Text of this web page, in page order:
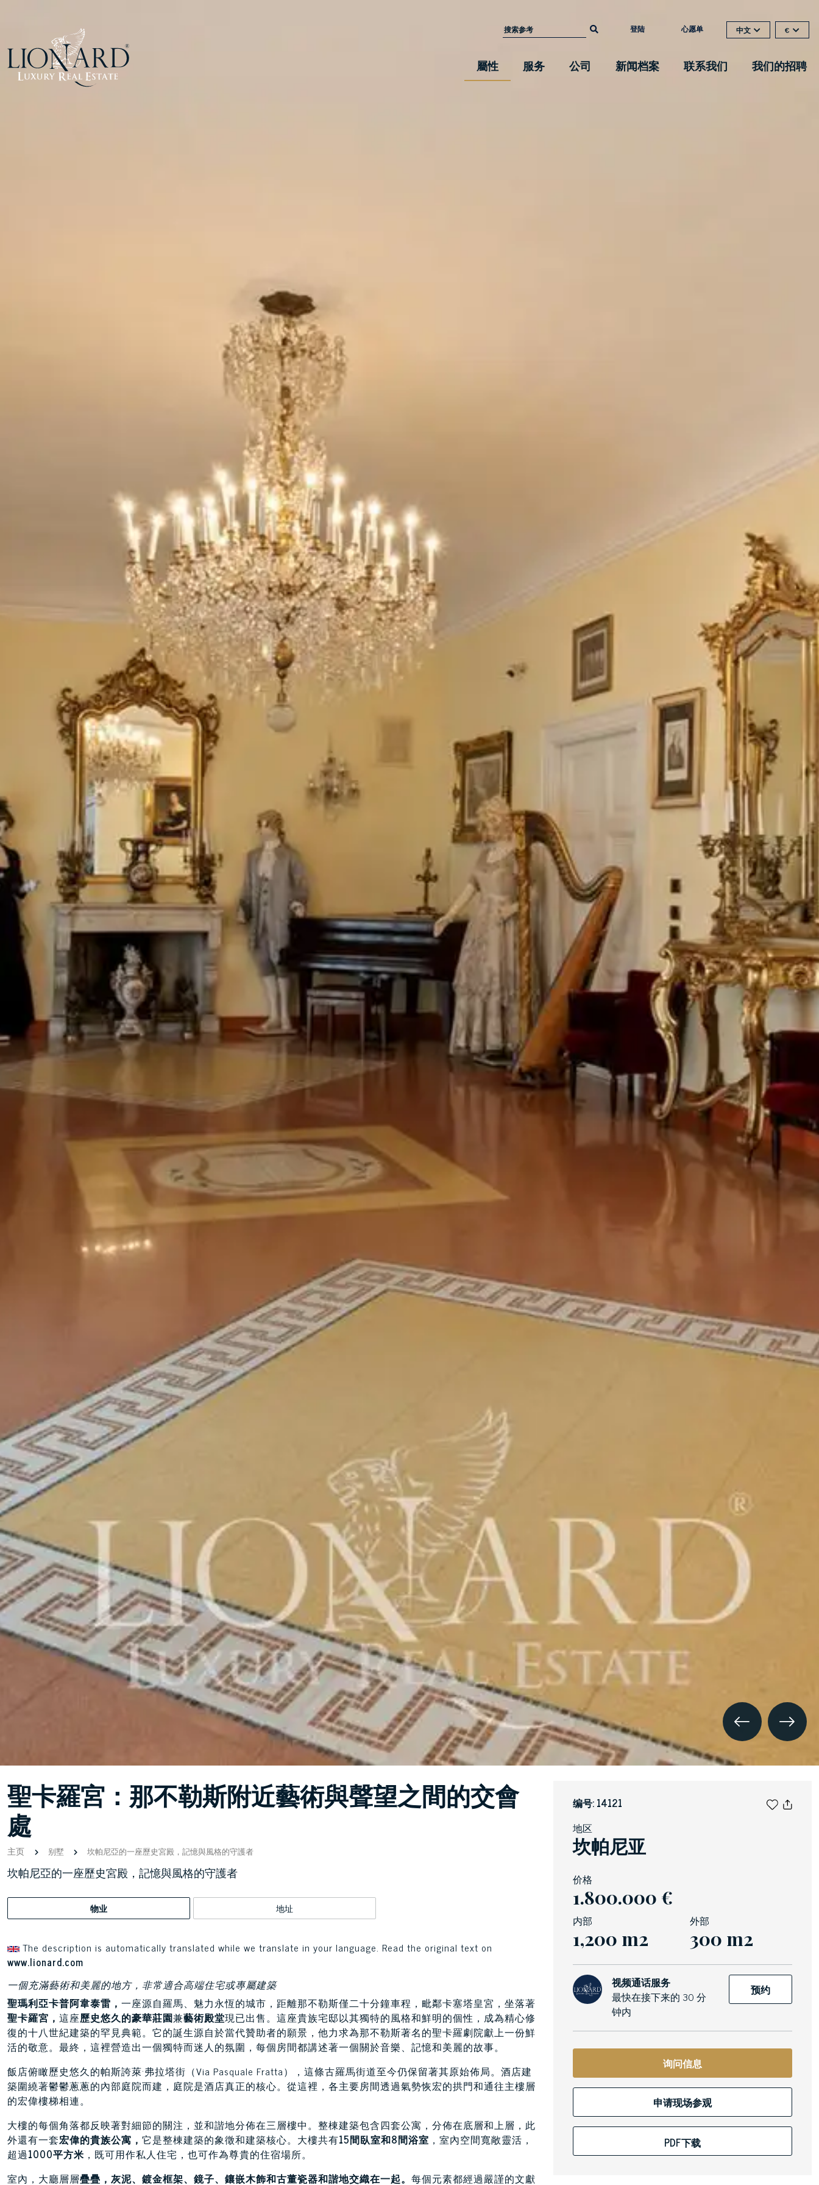
登陆 心愿单 中文 €
屬性 服务 公司 新闻档案 联系我们 我们的招聘
聖卡羅宮：那不勒斯附近藝術與聲望之間的交會
處
主页 别墅 坎帕尼亞的一座歷史宮殿，記憶與風格的守護者
坎帕尼亞的一座歷史宮殿，記憶與風格的守護者
物业 地址
The description is automatically translated while we translate in your language. Read the original text on
www.lionard.com
一個充滿藝術和美麗的地方，非常適合高端住宅或專屬建築
聖瑪利亞卡普阿韋泰雷， 一座源自羅馬、魅力永恆的城市，距離那不勒斯僅二十分鐘車程，毗鄰卡塞塔皇宮，坐落著
聖卡羅宮， 這座歷史悠久的豪華莊園兼藝術殿堂現已出售。這座貴族宅邸以其獨特的風格和鮮明的個性，成為精心修
復的十八世紀建築的罕見典範。它的誕生源自於當代贊助者的願景，他力求為那不勒斯著名的聖卡羅劇院獻上一份鮮
活的敬意。最終，這裡營造出一個獨特而迷人的氛圍，每個房間都講述著一個關於音樂、記憶和美麗的故事。
飯店俯瞰歷史悠久的帕斯誇萊·弗拉塔街（Via Pasquale Fratta），這條古羅馬街道至今仍保留著其原始佈局。酒店建
築圍繞著鬱鬱蔥蔥的內部庭院而建，庭院是酒店真正的核心。從這裡，各主要房間透過氣勢恢宏的拱門和通往主樓層
的宏偉樓梯相連。
大樓的每個角落都反映著對細節的關注，並和諧地分佈在三層樓中。整棟建築包含四套公寓，分佈在底層和上層，此
外還有一套宏偉的貴族公寓， 它是整棟建築的象徵和建築核心。大樓共有15間臥室和8間浴室 ，室內空間寬敞靈活，
超過1000平方米 ，既可用作私人住宅，也可作為尊貴的住宿場所。
室內，大廳層層疊疊，灰泥、鍍金框架、鏡子、鑲嵌木飾和古董瓷器和諧地交織在一起。 每個元素都經過嚴謹的文獻
编号: 14121
地区
坎帕尼亚
价格
1.800.000 €
内部
1,200 m2
外部
300 m2
视频通话服务
最快在接下来的 30 分
钟内
预约
询问信息
申请现场参观
PDF下载